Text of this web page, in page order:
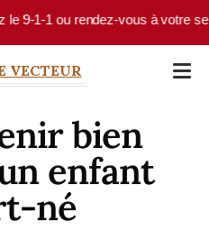
rendez-vous à votre service
VECTEUR
bien
enfant
né